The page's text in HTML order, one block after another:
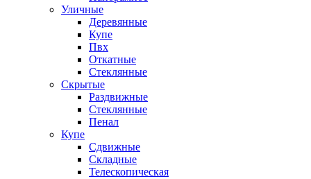
Уличные
Деревянные
Купе
Пвх
Откатные
Стеклянные
Скрытые
Раздвижные
Стеклянные
Пенал
Купе
Сдвижные
Складные
Телескопическая